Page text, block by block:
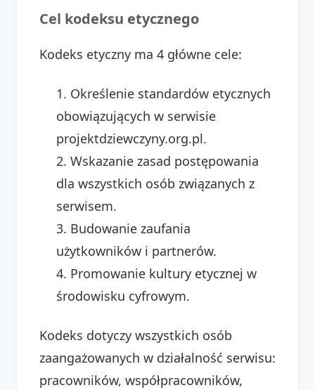
Cel kodeksu etycznego
Kodeks etyczny ma 4 główne cele:
Określenie standardów etycznych
obowiązujących w serwisie
projektdziewczyny.org.pl.
Wskazanie zasad postępowania
dla wszystkich osób związanych z
serwisem.
Budowanie zaufania
użytkowników i partnerów.
Promowanie kultury etycznej w
środowisku cyfrowym.
Kodeks dotyczy wszystkich osób
zaangażowanych w działalność serwisu:
pracowników, współpracowników,